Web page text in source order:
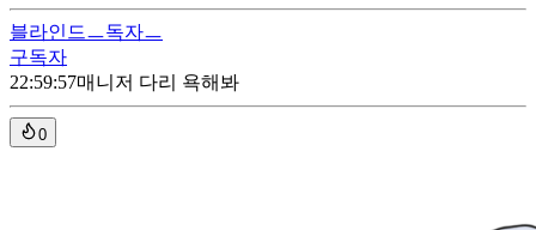
블라인드ㅡ독자ㅡ
구독자
22:59:57매니저 다리 욕해봐
0